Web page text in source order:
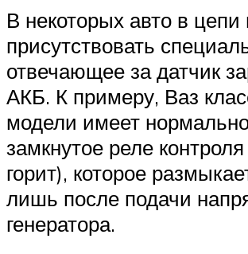
В некоторых авто в
присутствовать
отвечающее за датчик
АКБ. К примеру, Ваз
модели имеет
замкнутое реле
горит), которое
лишь после подачи
генератора.